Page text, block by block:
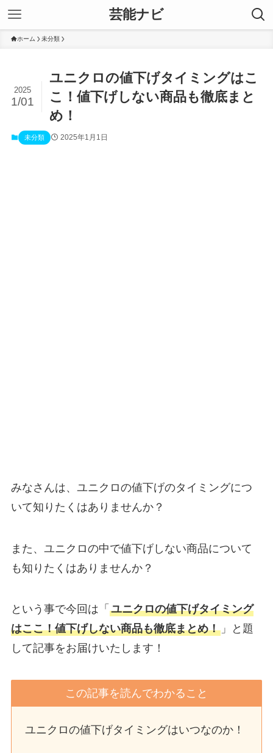
芸能ナビ
ホーム 未分類
ユニクロの値下げタイミングはこ
こ！値下げしない商品も徹底まと
め！
2025
1/01
未分類 2025年1月1日
みなさんは、ユニクロの値下げのタイミングにつ
いて知りたくはありませんか？
また、ユニクロの中で値下げしない商品について
も知りたくはありませんか？
という事で今回は「 ユニクロの値下げタイミング
はここ！値下げしない商品も徹底まとめ！」と題
して記事をお届けいたします！
この記事を読んでわかること
ユニクロの値下げタイミングはいつなのか！